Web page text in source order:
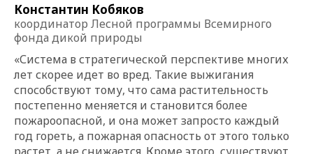
Константин Кобяков
координатор Лесной программы Всемирного
фонда дикой природы
«Система в стратегической перспективе многих
лет скорее идет во вред. Такие выжигания
способствуют тому, что сама растительность
постепенно меняется и становится более
пожароопасной, и она может запросто каждый
год гореть, а пожарная опасность от этого только